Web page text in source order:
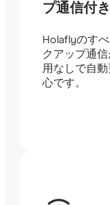
プ通信付き
Holaflyのす
クアップ通
用なしで自
心です。